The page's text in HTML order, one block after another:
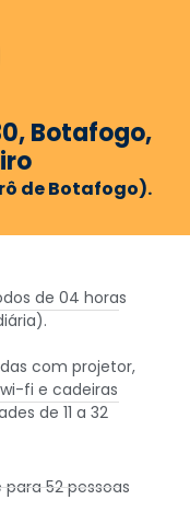
Botafogo,
de Botafogo).
de 04 horas
com projetor,
fi e cadeiras
de 11 a 32
52 pessoas